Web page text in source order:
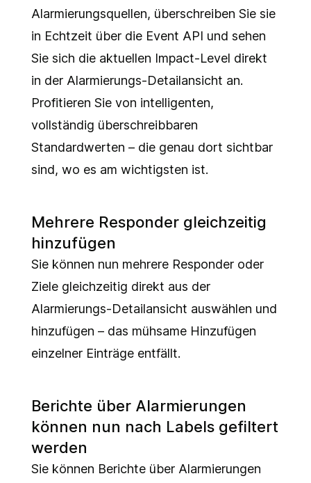
Alarmierungsquellen, überschreiben Sie sie
in Echtzeit über die Event API und sehen
Sie sich die aktuellen Impact-Level direkt
in der Alarmierungs-Detailansicht an.
Profitieren Sie von intelligenten,
vollständig überschreibbaren
Standardwerten – die genau dort sichtbar
sind, wo es am wichtigsten ist.
Mehrere Responder gleichzeitig
hinzufügen
Sie können nun mehrere Responder oder
Ziele gleichzeitig direkt aus der
Alarmierungs-Detailansicht auswählen und
hinzufügen – das mühsame Hinzufügen
einzelner Einträge entfällt.
Berichte über Alarmierungen
können nun nach Labels gefiltert
werden
Sie können Berichte über Alarmierungen